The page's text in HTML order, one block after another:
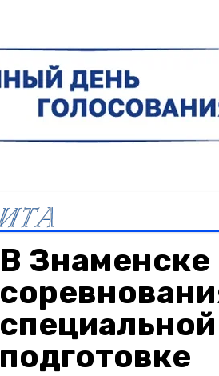
В
подготовке